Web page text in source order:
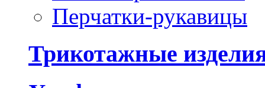
Перчатки-рукавицы
Трикотажные